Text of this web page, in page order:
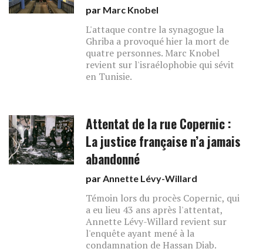
par Marc Knobel
L'attaque contre la synagogue la
Ghriba a provoqué hier la mort de
quatre personnes. Marc Knobel
revient sur l'israélophobie qui sévit
en Tunisie.
Attentat de la rue Copernic :
La justice française n’a jamais
abandonné
parAnnette Lévy-Willard
Témoin lors du procès Copernic, qui
a eu lieu 43 ans après l'attentat,
Annette Lévy-Willard revient sur
l'enquête ayant mené à la
condamnation de Hassan Diab.